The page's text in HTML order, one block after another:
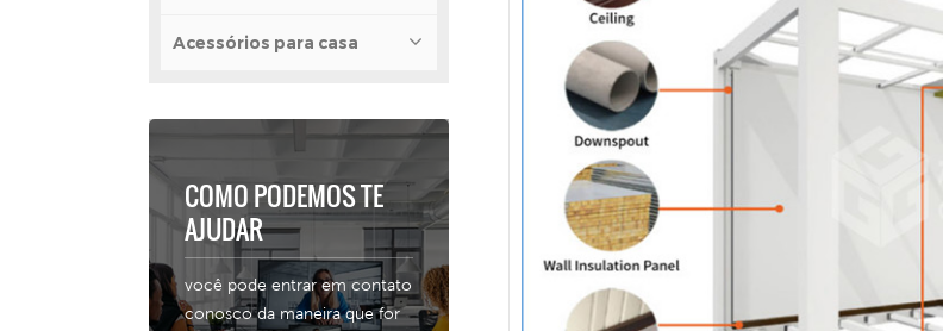
Acessórios para casa
COMO PODEMOS TE
AJUDAR
você pode entrar em contato
conosco da maneira que for